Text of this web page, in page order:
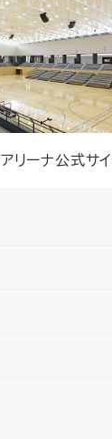
リーナ公式サ